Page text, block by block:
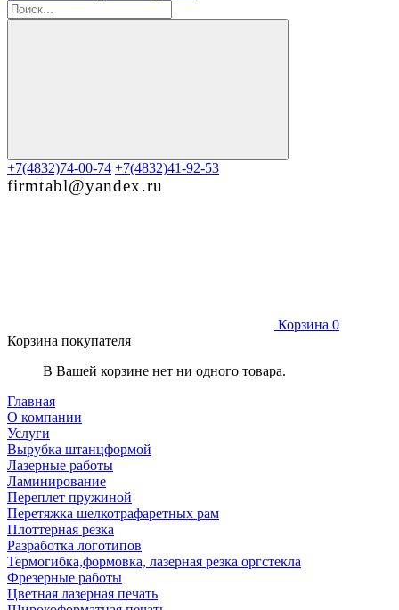
+7(4832)74-00-74 +7(4832)41-92-53
firmtabl@yandex.ru
Корзина 0
Корзина покупателя
В Вашей корзине нет ни одного товара.
Главная
О компании
Услуги
Вырубка штанцформой
Лазерные работы
Ламинирование
Переплет пружиной
Перетяжка шелкотрафаретных рам
Плоттерная резка
Разработка логотипов
Термогибка,формовка, лазерная резка оргстекла
Фрезерные работы
Цветная лазерная печать